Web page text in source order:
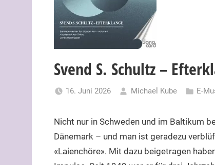
Svend S. Schultz –
16. Juni 2026 Michael Kube E-
Nicht nur in Schweden und im Baltikum
Dänemark – und man ist geradezu
«Laienchöre». Mit dazu beigetragen